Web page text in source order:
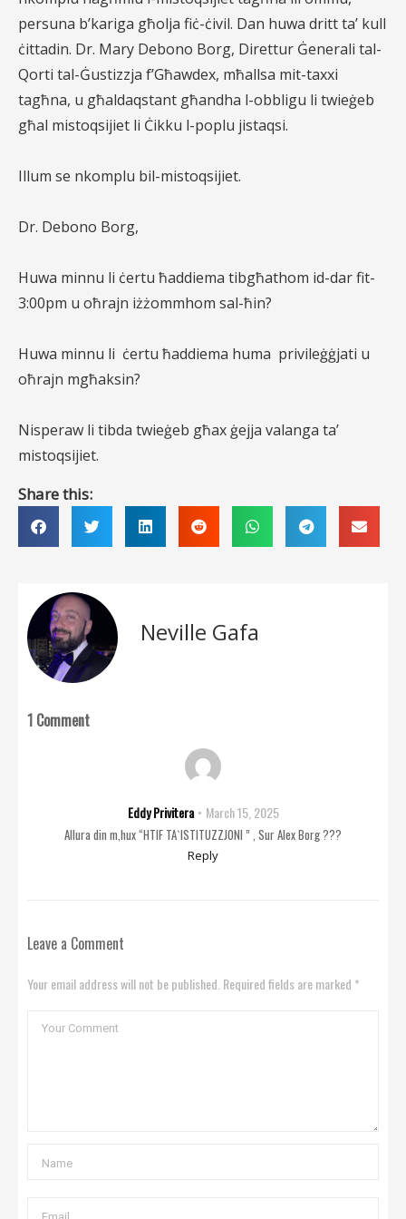
persuna b’kariga għolja fiċ-ċivil. Dan huwa dritt ta’ kull
ċittadin. Dr. Mary Debono Borg, Direttur Ġenerali tal-
Qorti tal-Ġustizzja f’Għawdex, mħallsa mit-taxxi
tagħna, u għaldaqstant għandha l-obbligu li twieġeb
għal mistoqsijiet li Ċikku l-poplu jistaqsi.
Illum se nkomplu bil-mistoqsijiet.
Dr. Debono Borg,
Huwa minnu li ċertu ħaddiema tibgħathom id-dar fit-
3:00pm u oħrajn iżżommhom sal-ħin?
Huwa minnu li ċertu ħaddiema huma privileġġjati u
oħrajn mgħaksin?
Nisperaw li tibda twieġeb għax ġejja valanga ta’
mistoqsijiet.
Share this:
Neville Gafa
1 Comment
Eddy Privitera March 15, 2025
Allura din m,hux “HTIF TA`ISTITUZZJONI ” , Sur Alex Borg ???
Reply
Leave a Comment
Your email address will not be published. Required fields are marked *